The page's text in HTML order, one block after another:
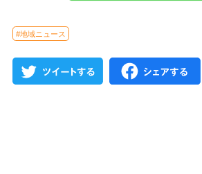
#地域ニュース